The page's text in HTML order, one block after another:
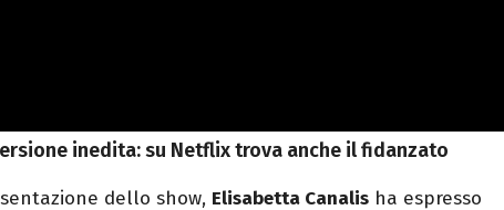
inedita: su Netflix trova anche il fidanzato
dello show, Elisabetta Canalis ha espresso